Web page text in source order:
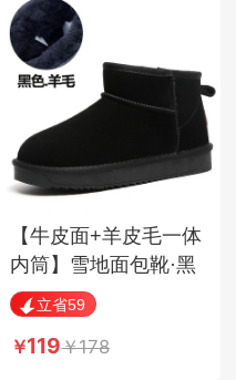
【牛皮面+羊皮毛一体
内筒】雪地面包靴·黑
色 立省59
119 178